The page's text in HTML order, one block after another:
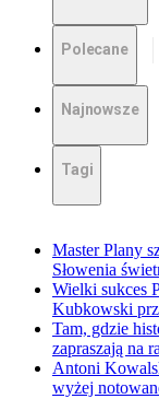
Polecane
Najnowsze
Tagi
Master Plany
Słowenia
Wielki sukces
Kubkowski
Tam, gdzie
zapraszają na
Antoni
wyżej